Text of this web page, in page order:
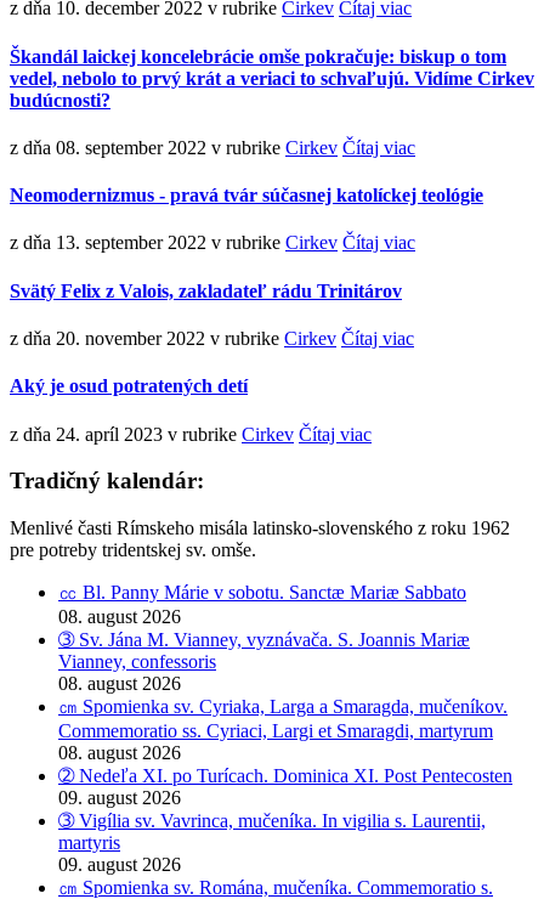
z dňa 10. december 2022 v rubrike Cirkev Čítaj viac
Škandál laickej koncelebrácie omše pokračuje: biskup o tom
vedel, nebolo to prvý krát a veriaci to schvaľujú. Vidíme Cirkev
budúcnosti?
z dňa 08. september 2022 v rubrike Cirkev Čítaj viac
Neomodernizmus - pravá tvár súčasnej katolíckej teológie
z dňa 13. september 2022 v rubrike Cirkev Čítaj viac
Svätý Felix z Valois, zakladateľ rádu Trinitárov
z dňa 20. november 2022 v rubrike Cirkev Čítaj viac
Aký je osud potratených detí
z dňa 24. apríl 2023 v rubrike Cirkev Čítaj viac
Tradičný kalendár:
Menlivé časti Rímskeho misála latinsko-slovenského z roku 1962
pre potreby tridentskej sv. omše.
㏄ Bl. Panny Márie v sobotu. Sanctæ Mariæ Sabbato
08. august 2026
➂ Sv. Jána M. Vianney, vyznávača. S. Joannis Mariæ
Vianney, confessoris
08. august 2026
㎝ Spomienka sv. Cyriaka, Larga a Smaragda, mučeníkov.
Commemoratio ss. Cyriaci, Largi et Smaragdi, martyrum
08. august 2026
➁ Nedeľa XI. po Turícach. Dominica XI. Post Pentecosten
09. august 2026
➂ Vigília sv. Vavrinca, mučeníka. In vigilia s. Laurentii,
martyris
09. august 2026
㎝ Spomienka sv. Romána, mučeníka. Commemoratio s.